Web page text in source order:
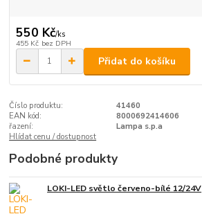
550 Kč/ks
455 Kč bez DPH
Přidat do košíku
Číslo produktu:
41460
EAN kód:
8000692414606
řazení:
Lampa s.p.a
Hlídat cenu / dostupnost
Podobné produkty
LOKI-LED světlo červeno-bílé 12/24V